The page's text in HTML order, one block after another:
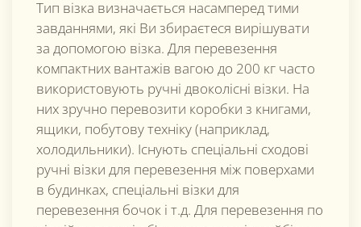
Тип візка визначається насамперед тими
завданнями, які Ви збираєтеся вирішувати
за допомогою візка. Для перевезення
компактних вантажів вагою до 200 кг часто
використовують ручні двоколісні візки. На
них зручно перевозити коробки з книгами,
ящики, побутову техніку (наприклад,
холодильники). Існують спеціальні сходові
ручні візки для перевезення між поверхами
в будинках, спеціальні візки для
перевезення бочок і т.д. Для перевезення по